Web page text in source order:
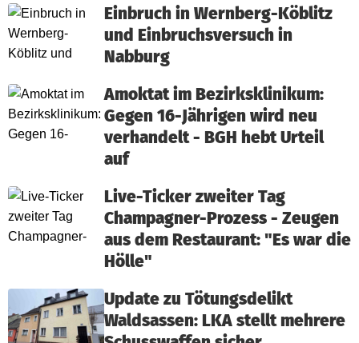
Einbruch in Wernberg-Köblitz
und Einbruchsversuch in
Nabburg
Amoktat im Bezirksklinikum:
Gegen 16-Jährigen wird neu
verhandelt - BGH hebt Urteil
auf
Live-Ticker zweiter Tag
Champagner-Prozess - Zeugen
aus dem Restaurant: "Es war die
Hölle"
Update zu Tötungsdelikt
Waldsassen: LKA stellt mehrere